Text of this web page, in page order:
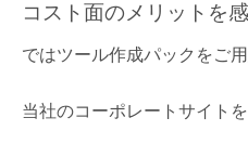
コスト面のメリットを
ではツール作成パックをご
当社のコーポレートサイトを